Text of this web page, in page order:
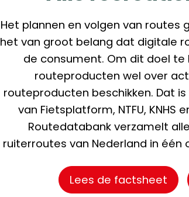
Het plannen en volgen van
het van groot belang dat digitale
de consument. Om dit doel
routeproducten wel over
routeproducten beschikken. Dat
van Fietsplatform, NTFU, KNHS
Routedatabank verzamelt
ruiterroutes van Nederland in
Lees de factsheet